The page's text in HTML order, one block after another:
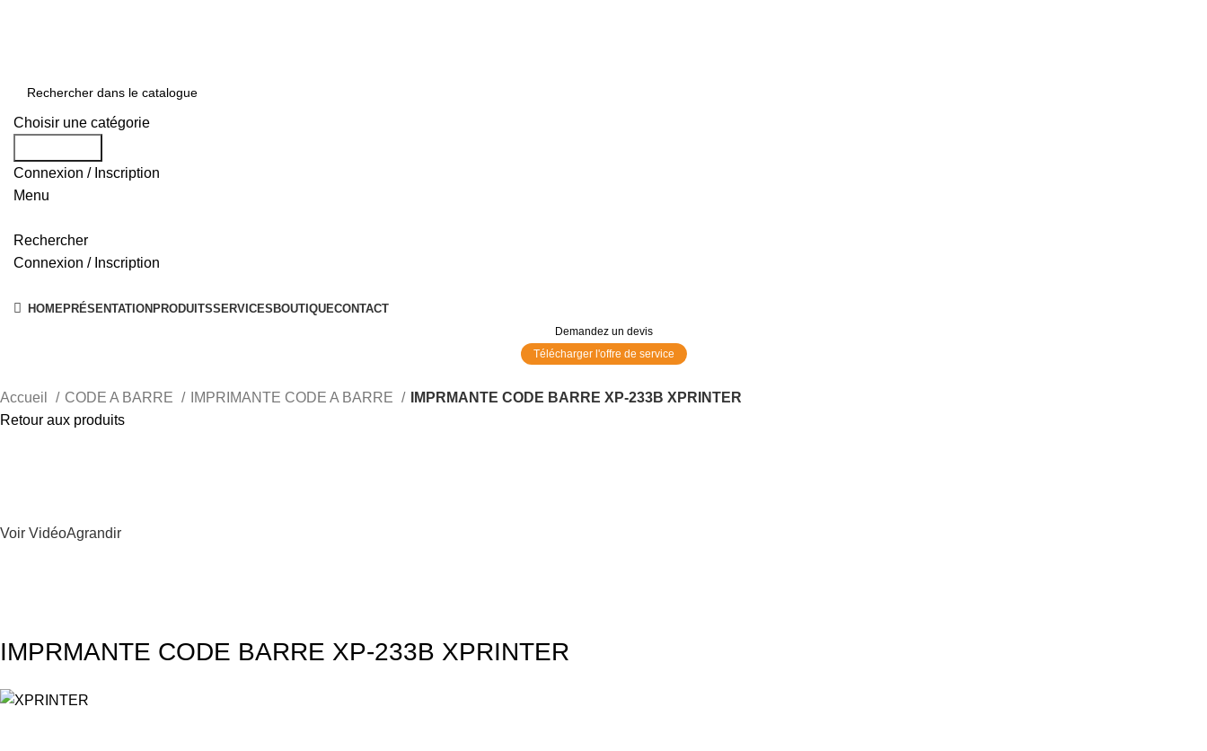
Choisir une catégorie
Connexion / Inscription
Menu
Rechercher
Connexion / Inscription
HOMEPRÉSENTATIONPRODUITSSERVICESBOUTIQUECONTACT
Demandez un devis
Télécharger l'offre de service
Accueil CODE A BARRE IMPRIMANTE CODE A BARRE
IMPRMANTE CODE BARRE XP-233B XPRINTER
Retour aux produits
Voir VidéoAgrandir
IMPRMANTE CODE BARRE XP-233B XPRINTER